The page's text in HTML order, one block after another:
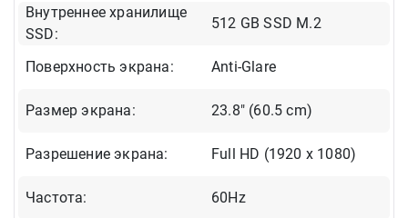
Внутреннее хранилище
SSD:
512 GB SSD M.2
Поверхность экрана: Anti-Glare
Размер экрана: 23.8" (60.5 cm)
Разрешение экрана: Full HD (1920 x 1080)
Частота: 60Hz